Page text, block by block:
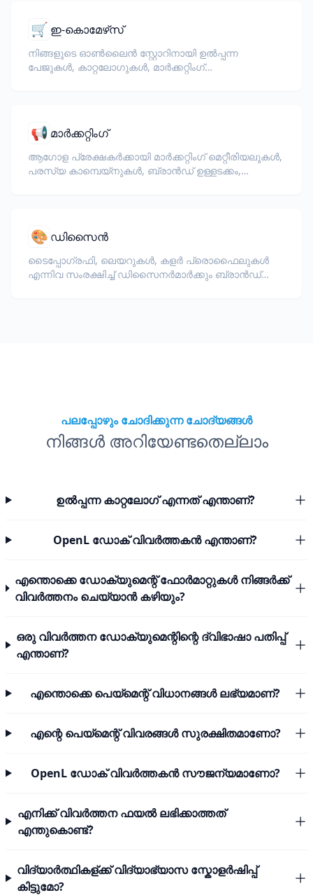
🛒 ഇ-കൊമേഴ്‌സ്
നിങ്ങളുടെ ഓൺലൈൻ സ്റ്റോറിനായി ഉൽപ്പന്ന
പേജുകൾ, കാറ്റലോഗുകൾ, മാർക്കറ്റിംഗ്
📢 മാർക്കറ്റിംഗ്
ആഗോള പ്രേക്ഷകർക്കായി മാർക്കറ്റിംഗ് മെറ്റീരിയലുകൾ,
പരസ്യ കാമ്പെയ്‌നുകൾ, ബ്രാൻഡ് ഉള്ളടക്കം,
🎨 ഡിസൈൻ
ടൈപ്പോഗ്രഫി, ലെയറുകൾ, കളർ പ്രൊഫൈലുകൾ
എന്നിവ സംരക്ഷിച്ച് ഡിസൈനർമാർക്കും ബ്രാൻഡ്
പലപ്പോഴും ചോദിക്കുന്ന ചോദ്യങ്ങൾ
നിങ്ങൾ അറിയേണ്ടതെല്ലാം
ഉൽപ്പന്ന കാറ്റലോഗ് എന്നത് എന്താണ്?
OpenL ഡോക് വിവർത്തകൻ എന്താണ്?
എന്തൊക്കെ ഡോക്യുമെന്റ് ഫോർമാറ്റുകൾ നിങ്ങർക്ക്
വിവർത്തനം ചെയ്യാൻ കഴിയും?
ഒരു വിവർത്തന ഡോക്യുമെന്റിന്റെ ദ്വിഭാഷാ പതിപ്പ്
എന്താണ്?
എന്തൊക്കെ പെയ്മെന്റ് വിധാനങ്ങൾ ലഭ്യമാണ്?
എന്റെ പെയ്മെന്റ് വിവരങ്ങൾ സുരക്ഷിതമാണോ?
OpenL ഡോക് വിവർത്തകൻ സൗജന്യമാണോ?
എനിക്ക് വിവർത്തന ഫയൽ ലഭിക്കാത്തത്
എന്തുകൊണ്ട്?
വിദ്യാർത്ഥികള്ക്ക് വിദ്യാഭ്യാസ സ്കോളർഷിപ്പ്
കിട്ടുമോ?